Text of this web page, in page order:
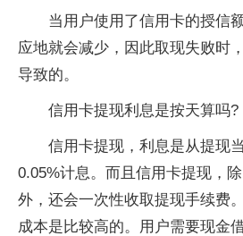
当用户使用了信用卡的授信
应地就会减少，因此取现失败时
导致的。
信用卡提现利息是按天算吗?
信用卡提现，利息是从提现
0.05%计息。而且信用卡提现，
外，还会一次性收取提现手续费
成本是比较高的。用户需要现金